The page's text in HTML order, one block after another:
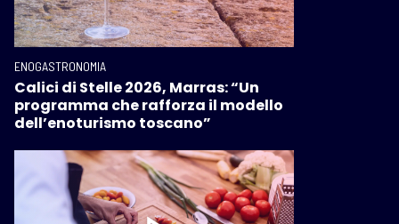
ENOGASTRONOMIA
Calici di Stelle 2026, Marras: “Un
programma che rafforza il modello
dell’enoturismo toscano”